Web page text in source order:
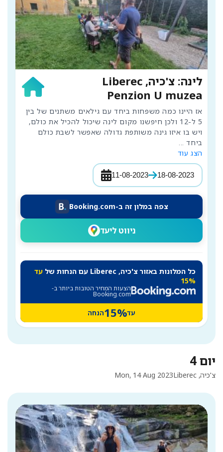
לינה: צ'כיה, Liberec
Penzion U muzea
ביחד ...
הצג עוד
11-08-2023 18-08-2023
צפה במלון זה ב-Booking.com
ניווט ליעד
כל המלונות באזור צ'כיה, Liberec עם הנחות של
עד
15%
הצעות המחיר הטובות ביותר ב-
Booking.com
עד15%הנחה
יום 4
Mon, 14 Aug 2023 צ'כיה, Liberec